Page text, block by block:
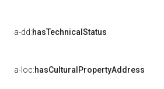
a-dd:hasTechnicalStatus
a-loc:hasCulturalPropertyAddress